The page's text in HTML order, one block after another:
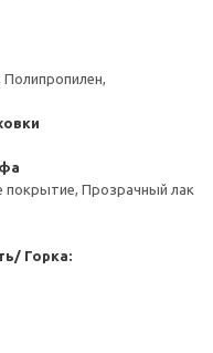
покрытие, Прозрачный лак
Горка: